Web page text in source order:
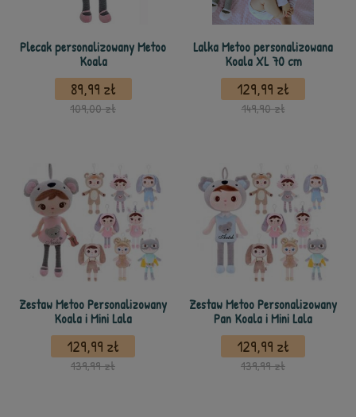
Plecak personalizowany Metoo
Koala
89,99 zł
109,00 zł
Lalka Metoo personalizowana
Koala XL 70 cm
129,99 zł
149,90 zł
Zestaw Metoo Personalizowany
Koala i Mini Lala
129,99 zł
139,99 zł
Zestaw Metoo Personalizowany
Pan Koala i Mini Lala
129,99 zł
139,99 zł